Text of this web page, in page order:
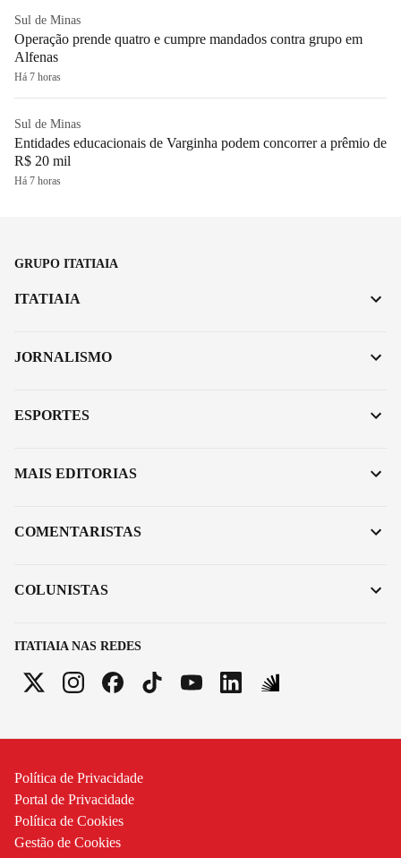
Sul de Minas
Operação prende quatro e cumpre mandados contra grupo em
Alfenas
Há 7 horas
Sul de Minas
Entidades educacionais de Varginha podem concorrer a prêmio de
R$ 20 mil
Há 7 horas
GRUPO ITATIAIA
ITATIAIA NAS REDES
ITATIAIA
JORNALISMO
ESPORTES
MAIS EDITORIAS
COMENTARISTAS
COLUNISTAS
Política de Privacidade
Portal de Privacidade
Política de Cookies
Gestão de Cookies